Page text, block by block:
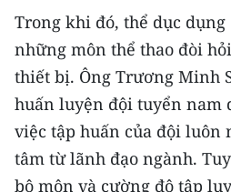
NHÂN DÂN CUỐI TUẦN
NHÂN DÂN HẰNG THÁNG
MUA BÁO
ĐỌC BÁO IN
Trong khi đó, thể dục
những môn thể thao đòi
thiết bị. Ông Trương Minh
huấn luyện đội tuyển nam
việc tập huấn của đội luôn
tâm từ lãnh đạo ngành.
bộ môn và cường độ tập